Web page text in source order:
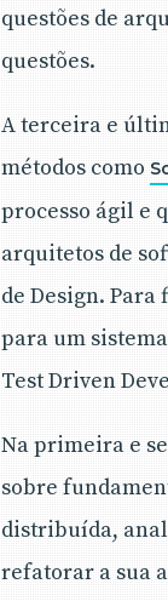
questões de
questões.
A terceira e
métodos como
processo ágil e
arquitetos de
de Design.
para um
Test Driven
Na primeira e
sobre
distribuída,
refatorar a sua